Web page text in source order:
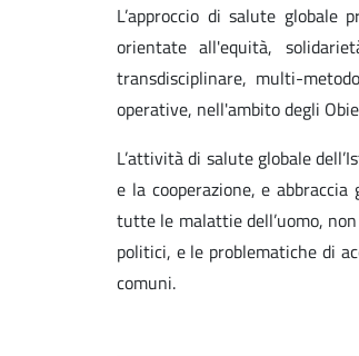
L’approccio di salute
orientate all'equità,
transdisciplinare, multi-
operative, nell'ambito degli
L’attività di salute globale
e la cooperazione, e
tutte le malattie dell’uomo,
politici, e le problematiche di
comuni.